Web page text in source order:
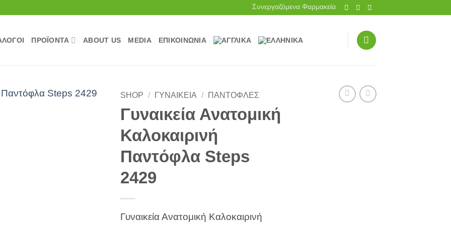
Συνεργαζόμενα Φαρμακεία
ΠΡΟΪΟΝΤΑ ABOUT US MEDIA ΕΠΙΚΟΙΝΩΝΊΑ
SHOP / ΓΥΝΑΙΚΕΊΑ / ΠΑΝΤΌΦΛΕΣ
Γυναικεία Ανατομική
Καλοκαιρινή
Παντόφλα Steps
2429
Γυναικεία Ανατομική Καλοκαιρινή